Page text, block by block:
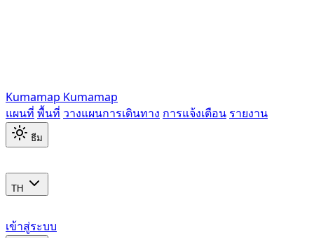
Kumamap Kumamap
แผนที่ พื้นที่ วางแผนการเดินทาง การแจ้งเตือน รายงาน
ธีม
TH
เข้าสู่ระบบ